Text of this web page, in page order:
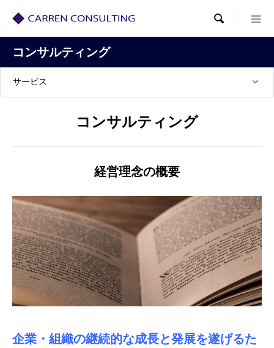

コンサルティング
サービス
コンサルティング
経営理念の概要
企業・組織の継続的な成長と発展を遂げるた